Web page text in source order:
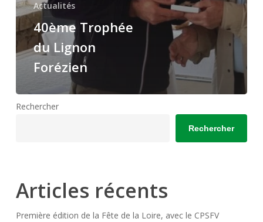
Actualités
40ème Trophée
du Lignon
Forézien
Rechercher
Rechercher
Articles récents
Première édition de la Fête de la Loire, avec le CPSFV